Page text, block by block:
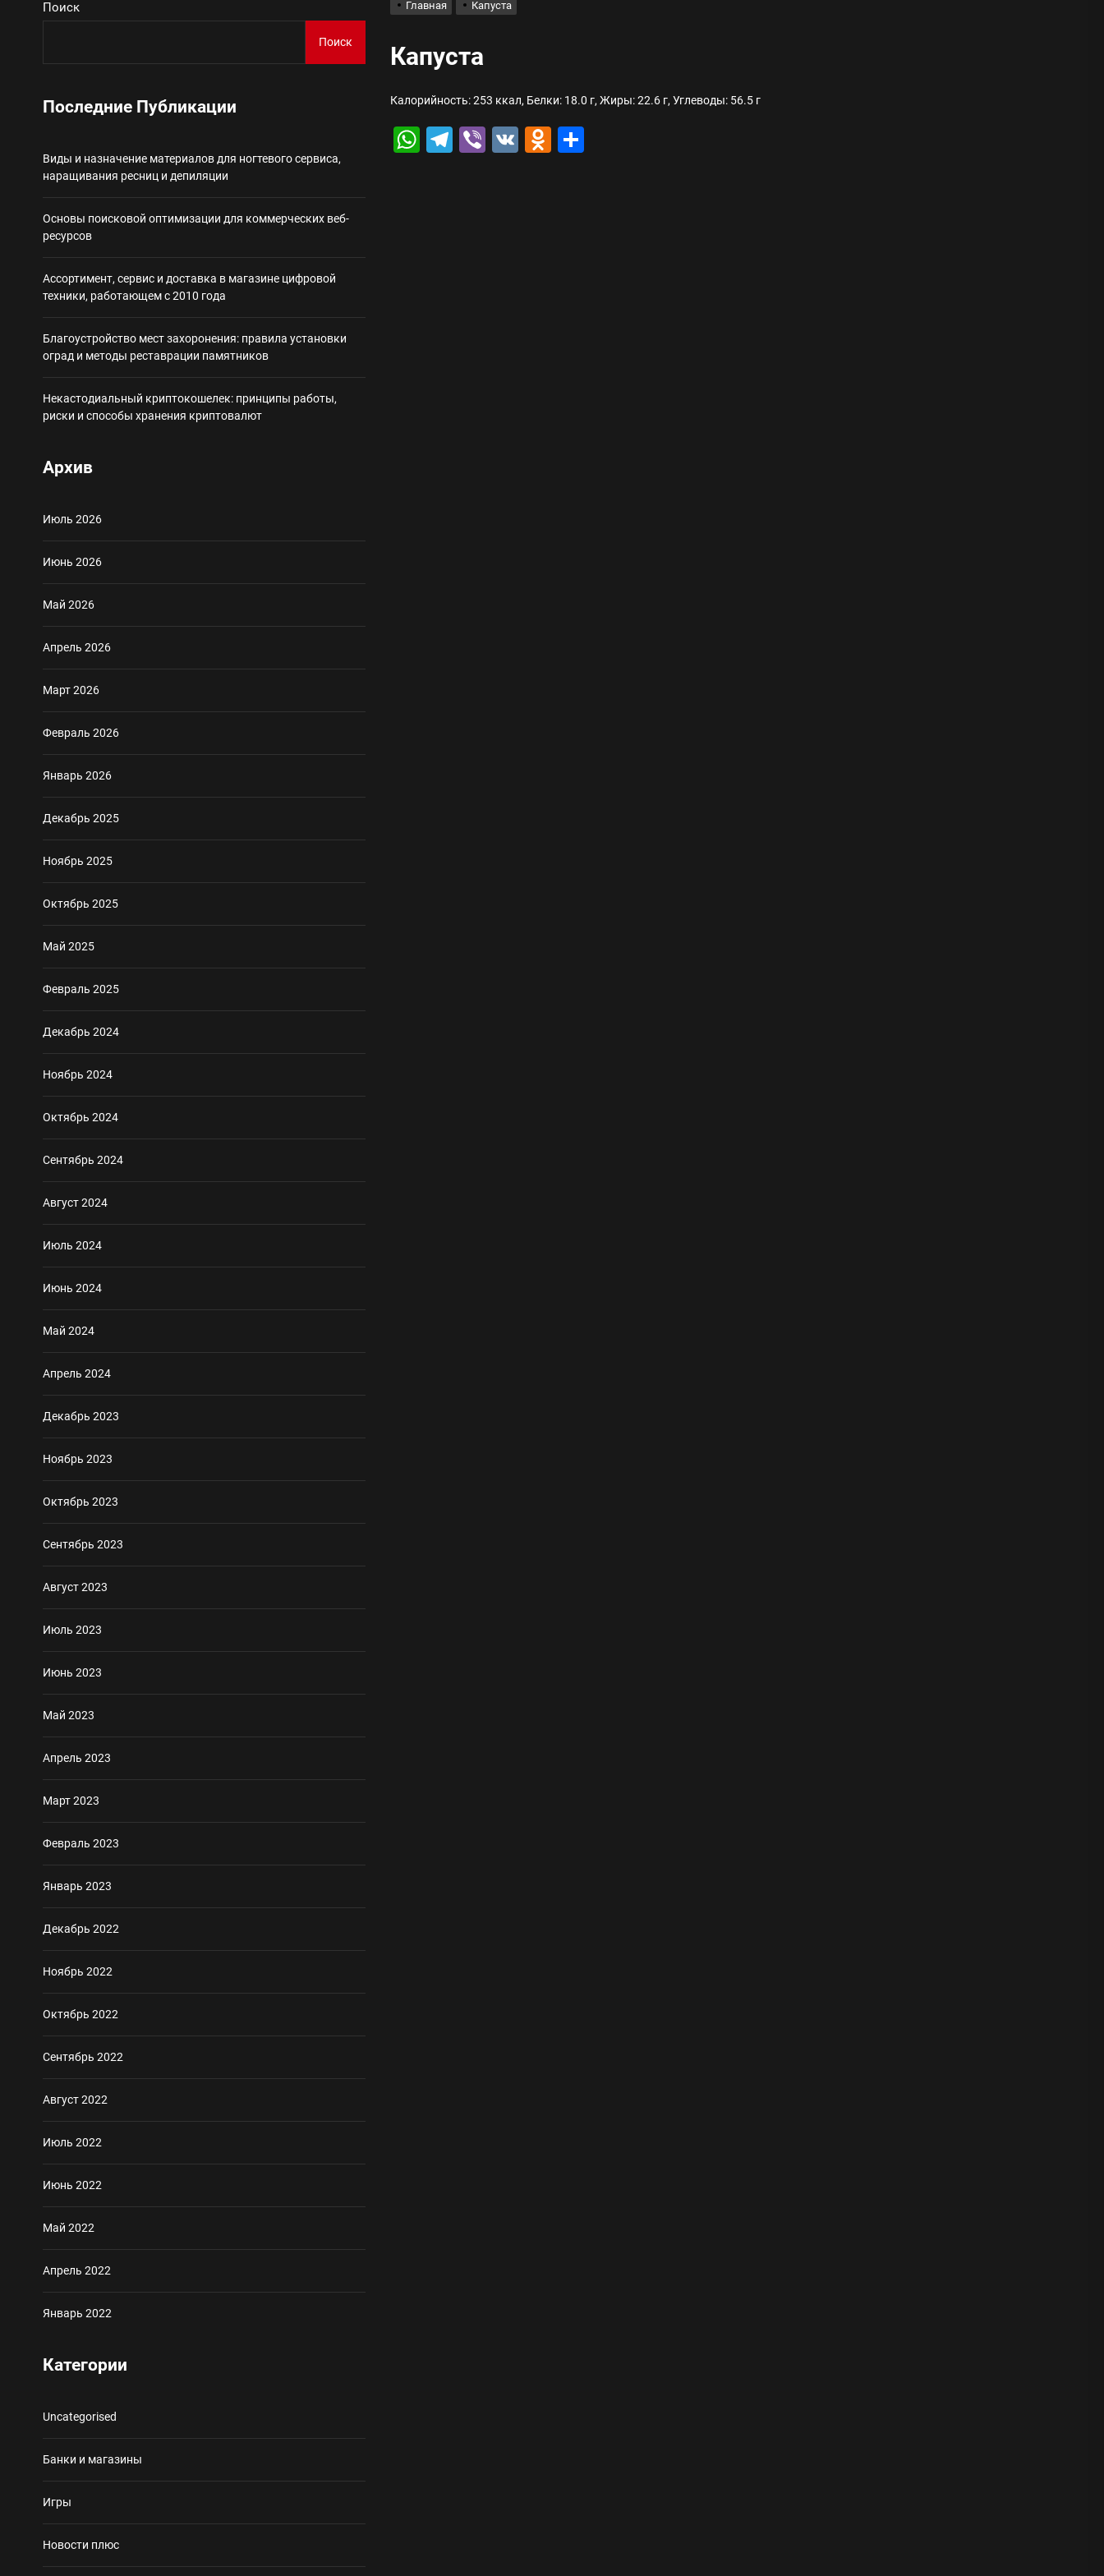
Ассортимент, сервис и доставка в магазине цифровой техники, работающем с 2010 года
Некастодиальный криптокошелек: принципы работы, риски и способы хранения криптовалют
Главная Капуста
Капуста
Калорийность: 253 ккал, Белки: 18.0 г, Жиры: 22.6 г, Углеводы: 56.5 г
WhatsApp
Telegram
Viber
VK Odnoklassniki
Поиск
Поиск
Последние Публикации
Виды и назначение материалов для ногтевого сервиса,
наращивания ресниц и депиляции
Основы поисковой оптимизации для коммерческих веб-
ресурсов
Ассортимент, сервис и доставка в магазине цифровой
техники, работающем с 2010 года
Благоустройство мест захоронения: правила установки
оград и методы реставрации памятников
Некастодиальный криптокошелек: принципы работы,
риски и способы хранения криптовалют
Архив
Июль 2026
Июнь 2026
Май 2026
Апрель 2026
Март 2026
Февраль 2026
Январь 2026
Декабрь 2025
Ноябрь 2025
Октябрь 2025
Май 2025
Февраль 2025
Декабрь 2024
Ноябрь 2024
Октябрь 2024
Сентябрь 2024
Август 2024
Июль 2024
Июнь 2024
Май 2024
Апрель 2024
Декабрь 2023
Ноябрь 2023
Октябрь 2023
Сентябрь 2023
Август 2023
Июль 2023
Июнь 2023
Май 2023
Апрель 2023
Март 2023
Февраль 2023
Январь 2023
Декабрь 2022
Ноябрь 2022
Октябрь 2022
Сентябрь 2022
Август 2022
Июль 2022
Июнь 2022
Май 2022
Апрель 2022
Январь 2022
Категории
Uncategorised
Банки и магазины
Игры
Новости плюс